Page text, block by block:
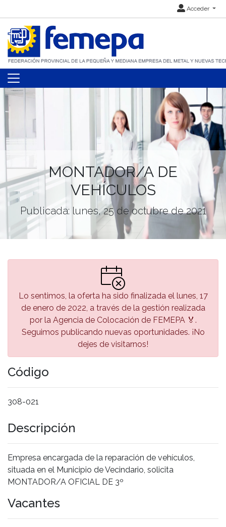
Acceder
MONTADOR/A DE
VEHÍCULOS
Publicada: lunes, 25 de octubre de 2021
Lo sentimos, la oferta ha sido finalizada el lunes, 17
de enero de 2022, a través de la gestión realizada
por la Agencia de Colocación de FEMEPA 🏅.
Seguimos publicando nuevas oportunidades. ¡No
dejes de visitarnos!
Código
308-021
Descripción
Empresa encargada de la reparación de vehículos,
situada en el Municipio de Vecindario, solicita
MONTADOR/A OFICIAL DE 3º
Vacantes